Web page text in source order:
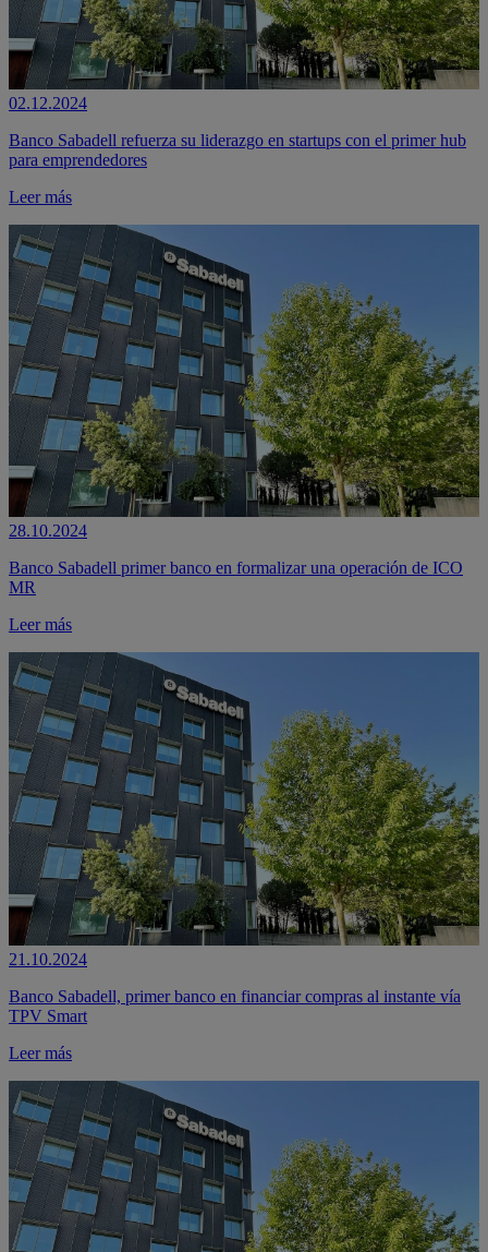
02.12.2024
Banco Sabadell refuerza su liderazgo en startups con el primer hub
para emprendedores
Leer más
28.10.2024
Banco Sabadell primer banco en formalizar una operación de ICO
MR
Leer más
21.10.2024
Banco Sabadell, primer banco en financiar compras al instante vía
TPV Smart
Leer más